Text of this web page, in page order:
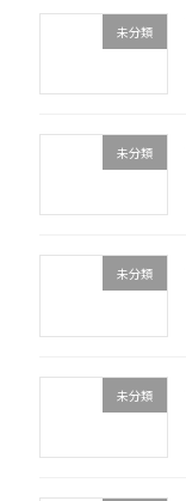
未分類
未分類
未分類
未分類